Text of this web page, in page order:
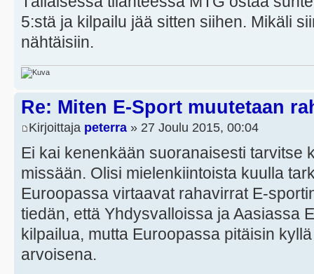
5:stä ja kilpailu jää sitten siihen. Mikäli
nähtäisiin.
Re: Miten E-Sport muutetaan
Kirjoittaja peterra » 27 Joulu 2015, 00:04
Ei kai kenenkään suoranaisesti tarvitse
missään. Olisi mielenkiintoista kuulla
Euroopassa virtaavat rahavirrat E-
tiedän, että Yhdysvalloissa ja Aasiassa
kilpailua, mutta Euroopassa pitäisin
arvoisena.